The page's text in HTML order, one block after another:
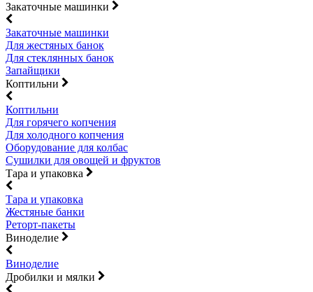
Закаточные машинки
Закаточные машинки
Для жестяных банок
Для стеклянных банок
Запайщики
Коптильни
Коптильни
Для горячего копчения
Для холодного копчения
Оборудование для колбас
Сушилки для овощей и фруктов
Тара и упаковка
Тара и упаковка
Жестяные банки
Реторт-пакеты
Виноделие
Виноделие
Дробилки и мялки